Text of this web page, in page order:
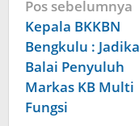
Navigasi
pos
Pos sebelumnya
Kepala BKKBN
Bengkulu :
Balai Penyuluh
Markas KB Multi
Fungsi